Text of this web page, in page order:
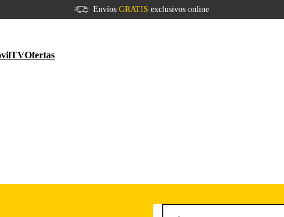
Envíos GRATIS exclusivos online
TVOfertas